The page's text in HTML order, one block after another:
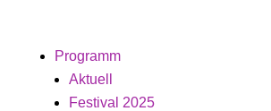
Programm
Aktuell
Festival 2025